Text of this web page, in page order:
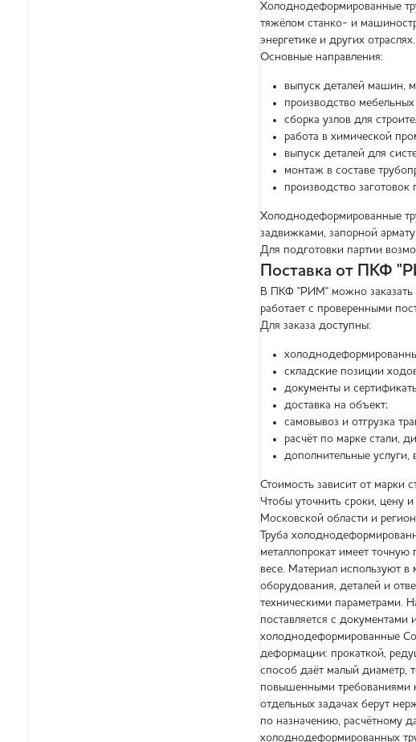
Холоднодеформированные
тяжёлом станко- и
энергетике и других отраслях.
Основные направления:
выпуск деталей машин,
производство
сборка узлов для
работа в химической
выпуск деталей для
монтаж в составе
производство
Холоднодеформированные
задвижками, запорной
Для подготовки партии
Поставка от ПКФ
В ПКФ "РИМ" можно заказать
работает с проверенными
Для заказа доступны:
складские позиции
документы и
доставка на объект;
самовывоз и отгрузка
расчёт по марке стали,
дополнительные услуги,
Стоимость зависит от марки
Чтобы уточнить сроки, цену
Московской области и
Труба
металлопрокат имеет
весе. Материал используют
оборудования, деталей и
техническими параметрами.
поставляется с документами
холоднодеформированные
деформации: прокаткой,
способ даёт малый диаметр,
повышенными требованиями
отдельных задачах берут
по назначению, расчётному
холоднодеформированных